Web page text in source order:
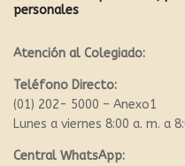
personales
Atención al Colegiado:
Teléfono Directo:
(01) 202- 5000 – Anexo1
Lunes a viernes 8:00 a. m. a
Central WhatsApp: